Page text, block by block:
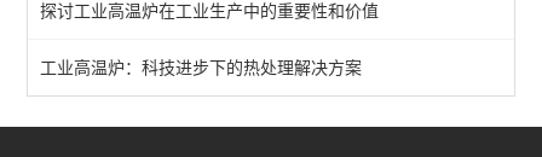
实验室马弗炉
箱式高温炉
探讨工业高温炉在工业生产中的重要性和价值
工业高温炉：科技进步下的热处理解决方案